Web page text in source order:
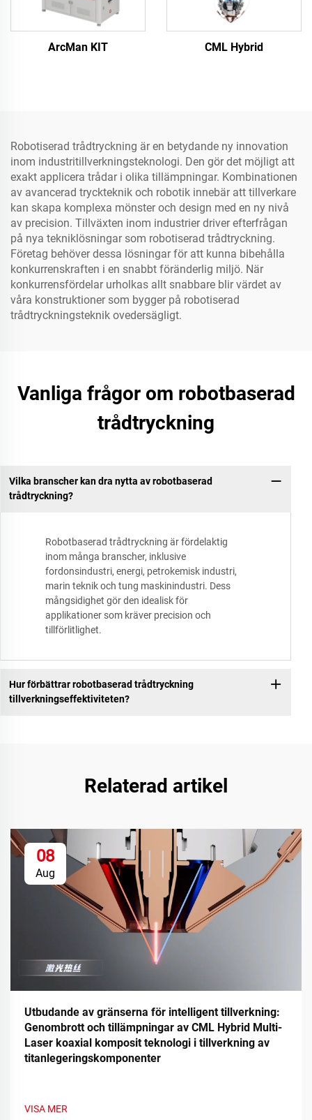
ArcMan KIT CML Hybrid
Robotiserad trådtryckning är en betydande ny innovation
inom industritillverkningsteknologi. Den gör det möjligt att
exakt applicera trådar i olika tillämpningar. Kombinationen
av avancerad tryckteknik och robotik innebär att tillverkare
kan skapa komplexa mönster och design med en ny nivå
av precision. Tillväxten inom industrier driver efterfrågan
på nya tekniklösningar som robotiserad trådtryckning.
Företag behöver dessa lösningar för att kunna bibehålla
konkurrenskraften i en snabbt föränderlig miljö. När
konkurrensfördelar urholkas allt snabbare blir värdet av
våra konstruktioner som bygger på robotiserad
trådtryckningsteknik ovedersägligt.
Vanliga frågor om robotbaserad
trådtryckning
Vilka branscher kan dra nytta av robotbaserad
trådtryckning?
Robotbaserad trådtryckning är fördelaktig
inom många branscher, inklusive
fordonsindustri, energi, petrokemisk industri,
marin teknik och tung maskinindustri. Dess
mångsidighet gör den idealisk för
applikationer som kräver precision och
tillförlitlighet.
Hur förbättrar robotbaserad trådtryckning
tillverkningseffektiviteten?
Relaterad artikel
08
Aug
Utbudande av gränserna för intelligent tillverkning:
Genombrott och tillämpningar av CML Hybrid Multi-
Laser koaxial komposit teknologi i tillverkning av
titanlegeringskomponenter
VISA MER